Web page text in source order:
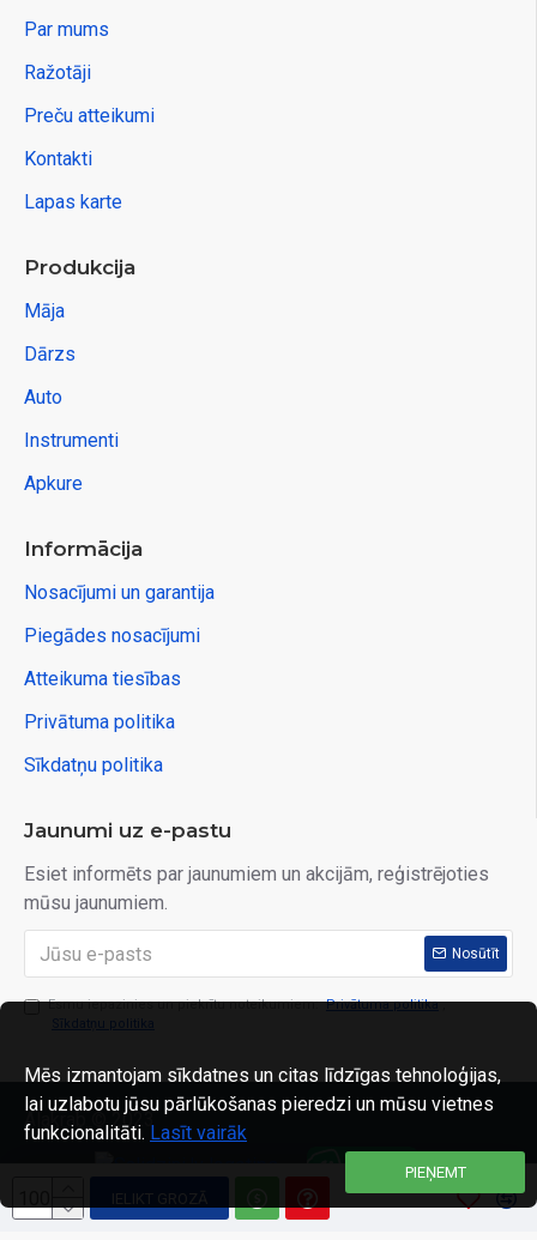
IELIKT GROZĀ
Par mums
Ražotāji
Preču atteikumi
Kontakti
Lapas karte
Produkcija
Māja
Dārzs
Auto
Instrumenti
Apkure
Informācija
Nosacījumi un garantija
Piegādes nosacījumi
Atteikuma tiesības
Privātuma politika
Sīkdatņu politika
Jaunumi uz e-pastu
Esiet informēts par jaunumiem un akcijām, reģistrējoties
mūsu jaunumiem.
Nosūtīt
Esmu iepazinies un piekrītu noteikumiem: Privātuma politika ,
Sīkdatņu politika
Alakrab © 2023
PIEŅEMT
Mēs izmantojam sīkdatnes un citas līdzīgas tehnoloģijas,
lai uzlabotu jūsu pārlūkošanas pieredzi un mūsu vietnes
funkcionalitāti. Lasīt vairāk